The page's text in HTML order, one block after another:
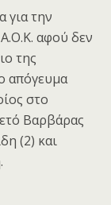
για την
αφού δεν
της
απόγευμα
στο
Βαρβάρας
(2) και